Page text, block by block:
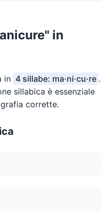
in
in 4 sillabe: ma·ni·cu·re .
sillabica è essenziale
corrette.